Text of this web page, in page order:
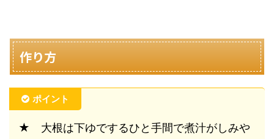
作り方
ポイント
★ 大根は下ゆでするひと手間で煮汁がしみや